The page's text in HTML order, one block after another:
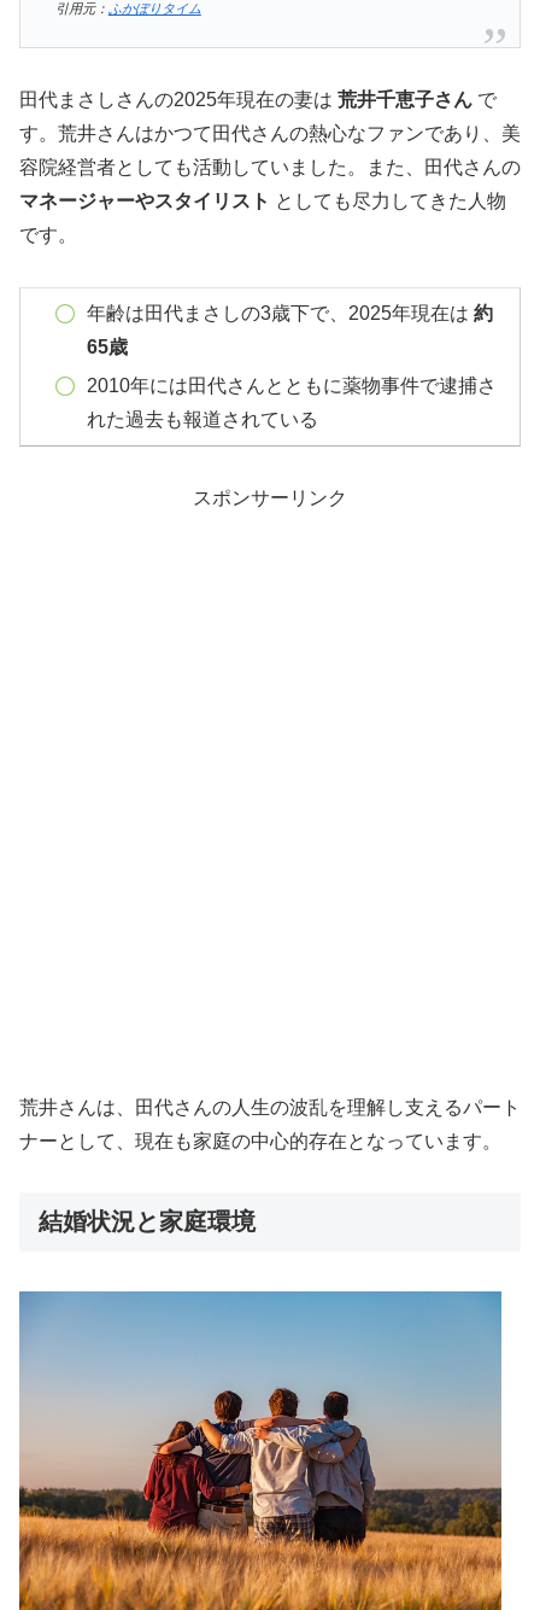
引用元： ふかぼりタイム
田代まさしさんの2025年現在の妻は 荒井千恵子さん で
す。荒井さんはかつて田代さんの熱心なファンであり、美
容院経営者としても活動していました。また、田代さんの
マネージャーやスタイリスト としても尽力してきた人物
です。
年齢は田代まさしの3歳下で、2025年現在は 約
65歳
2010年には田代さんとともに薬物事件で逮捕さ
れた過去も報道されている
スポンサーリンク
荒井さんは、田代さんの人生の波乱を理解し支えるパート
ナーとして、現在も家庭の中心的存在となっています。
結婚状況と家庭環境